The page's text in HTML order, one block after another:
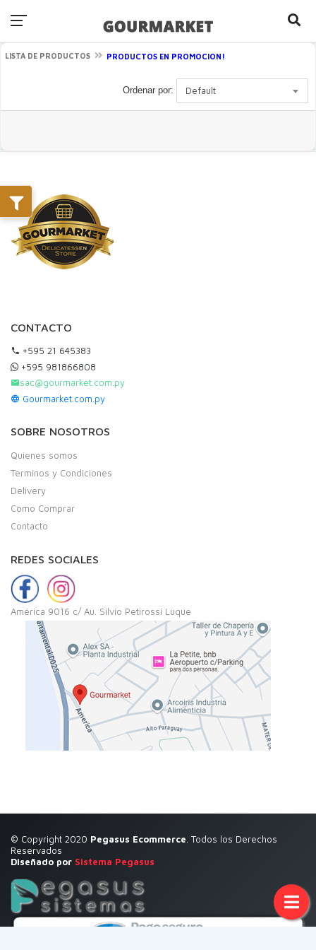
LISTA DE PRODUCTOS PRODUCTOS EN PROMOCION!
Ordenar por: Default
CONTACTO
+595 21 645383
+595 981866808
sac@gourmarket.com.py
Gourmarket.com.py
SOBRE NOSOTROS
Quienes somos
Terminos y Condiciones
Delivery
Como Comprar
Contacto
REDES SOCIALES
América 9016 c/ Au. Silvio Petirossi Luque
© Copyright 2020 Pegasus Ecommerce . Todos los Derechos
Reservados
Diseñado por Sistema Pegasus